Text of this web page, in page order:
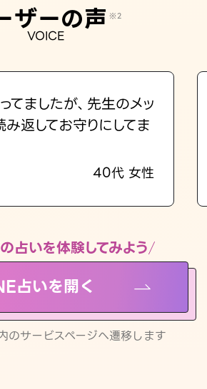
ザーの声 ※2
VOICE
てましたが、先生のメッ
返してお守りにしてま
40代 女性
占いを体験してみよう
占いを開く
サービスページへ遷移します